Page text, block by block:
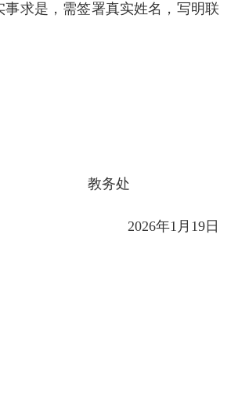
事求是，需签署真实姓名，写明联
教务处
2026年1月19日